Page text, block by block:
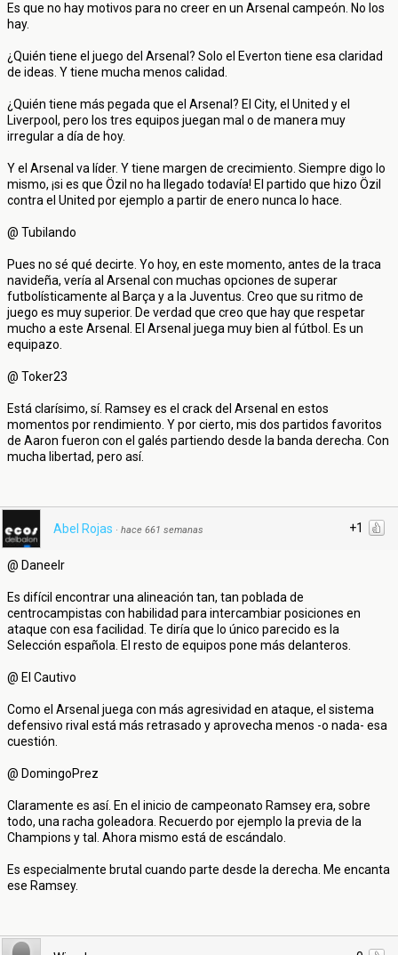
Es que no hay motivos para no creer en un Arsenal campeón. No los
hay.
¿Quién tiene el juego del Arsenal? Solo el Everton tiene esa claridad
de ideas. Y tiene mucha menos calidad.
¿Quién tiene más pegada que el Arsenal? El City, el United y el
Liverpool, pero los tres equipos juegan mal o de manera muy
irregular a día de hoy.
Y el Arsenal va líder. Y tiene margen de crecimiento. Siempre digo lo
mismo, ¡si es que Özil no ha llegado todavía! El partido que hizo Özil
contra el United por ejemplo a partir de enero nunca lo hace.
@ Tubilando
Pues no sé qué decirte. Yo hoy, en este momento, antes de la traca
navideña, vería al Arsenal con muchas opciones de superar
futbolísticamente al Barça y a la Juventus. Creo que su ritmo de
juego es muy superior. De verdad que creo que hay que respetar
mucho a este Arsenal. El Arsenal juega muy bien al fútbol. Es un
equipazo.
@ Toker23
Está clarísimo, sí. Ramsey es el crack del Arsenal en estos
momentos por rendimiento. Y por cierto, mis dos partidos favoritos
de Aaron fueron con el galés partiendo desde la banda derecha. Con
mucha libertad, pero así.
+1
Abel Rojas · hace 661 semanas
@ Daneelr
Es difícil encontrar una alineación tan, tan poblada de
centrocampistas con habilidad para intercambiar posiciones en
ataque con esa facilidad. Te diría que lo único parecido es la
Selección española. El resto de equipos pone más delanteros.
@ El Cautivo
Como el Arsenal juega con más agresividad en ataque, el sistema
defensivo rival está más retrasado y aprovecha menos -o nada- esa
cuestión.
@ DomingoPrez
Claramente es así. En el inicio de campeonato Ramsey era, sobre
todo, una racha goleadora. Recuerdo por ejemplo la previa de la
Champions y tal. Ahora mismo está de escándalo.
Es especialmente brutal cuando parte desde la derecha. Me encanta
ese Ramsey.